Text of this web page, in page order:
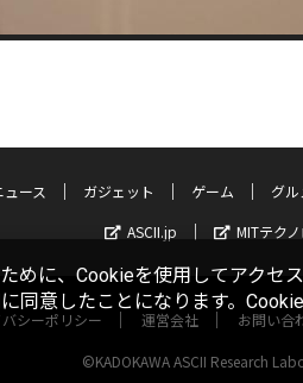
ュース ガジェット ゲーム グル
ASCII.jp
MITテク
シーポリシー 運営会社 お問い合
©KADOKAWA ASCII Research
めに、Cookieを使用してアクセ
同意したことになります。